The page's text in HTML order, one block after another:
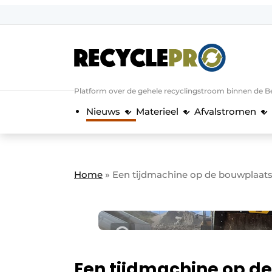
Algemene voorwaarden
Contact
Meest gelezen
Podcasts
RecyclePro | Vakblad over de
Platform over de gehele recyclingstroom binnen de
Nieuws Materieel Afvalstromen
Home » Een tijdmachine op de bouwplaats